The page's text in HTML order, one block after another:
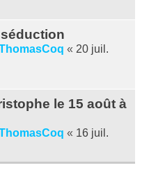
« 20 juil.
le 15 août à
« 16 juil.